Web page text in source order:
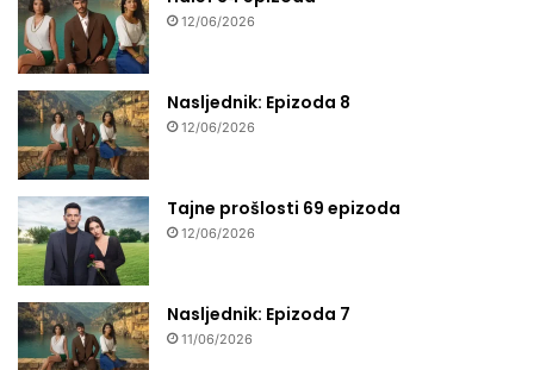
12/06/2026
Nasljednik: Epizoda 8
12/06/2026
Tajne prošlosti 69 epizoda
12/06/2026
Nasljednik: Epizoda 7
11/06/2026